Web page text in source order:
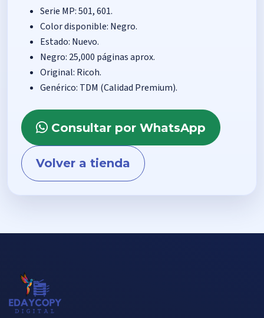
Serie MP: 501, 601.
Color disponible: Negro.
Estado: Nuevo.
Negro: 25,000 páginas aprox.
Original: Ricoh.
Genérico: TDM (Calidad Premium).
Consultar por WhatsApp
Volver a tienda